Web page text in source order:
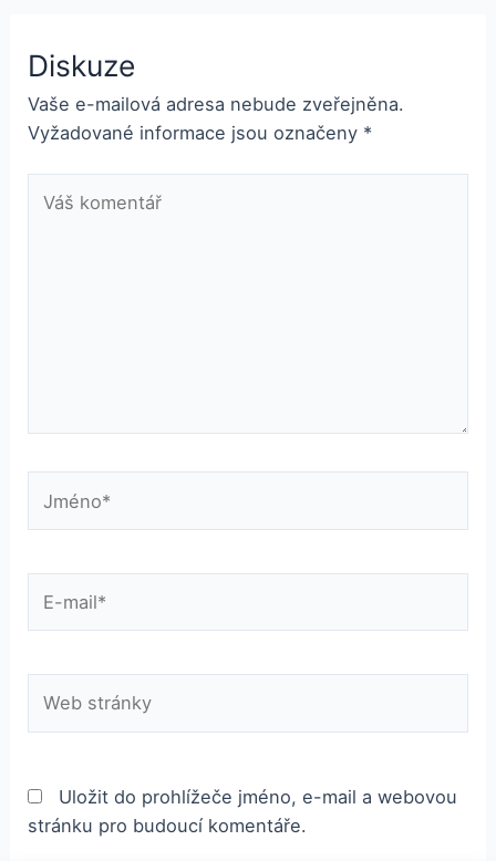
Diskuze
Vaše e-mailová adresa nebude zveřejněna.
Vyžadované informace jsou označeny *
komentář
mail*
stránky
Uložit do prohlížeče jméno, e-mail a webovou
stránku pro budoucí komentáře.